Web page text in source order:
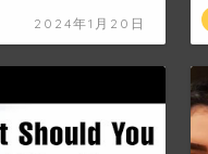
2024年1月20日